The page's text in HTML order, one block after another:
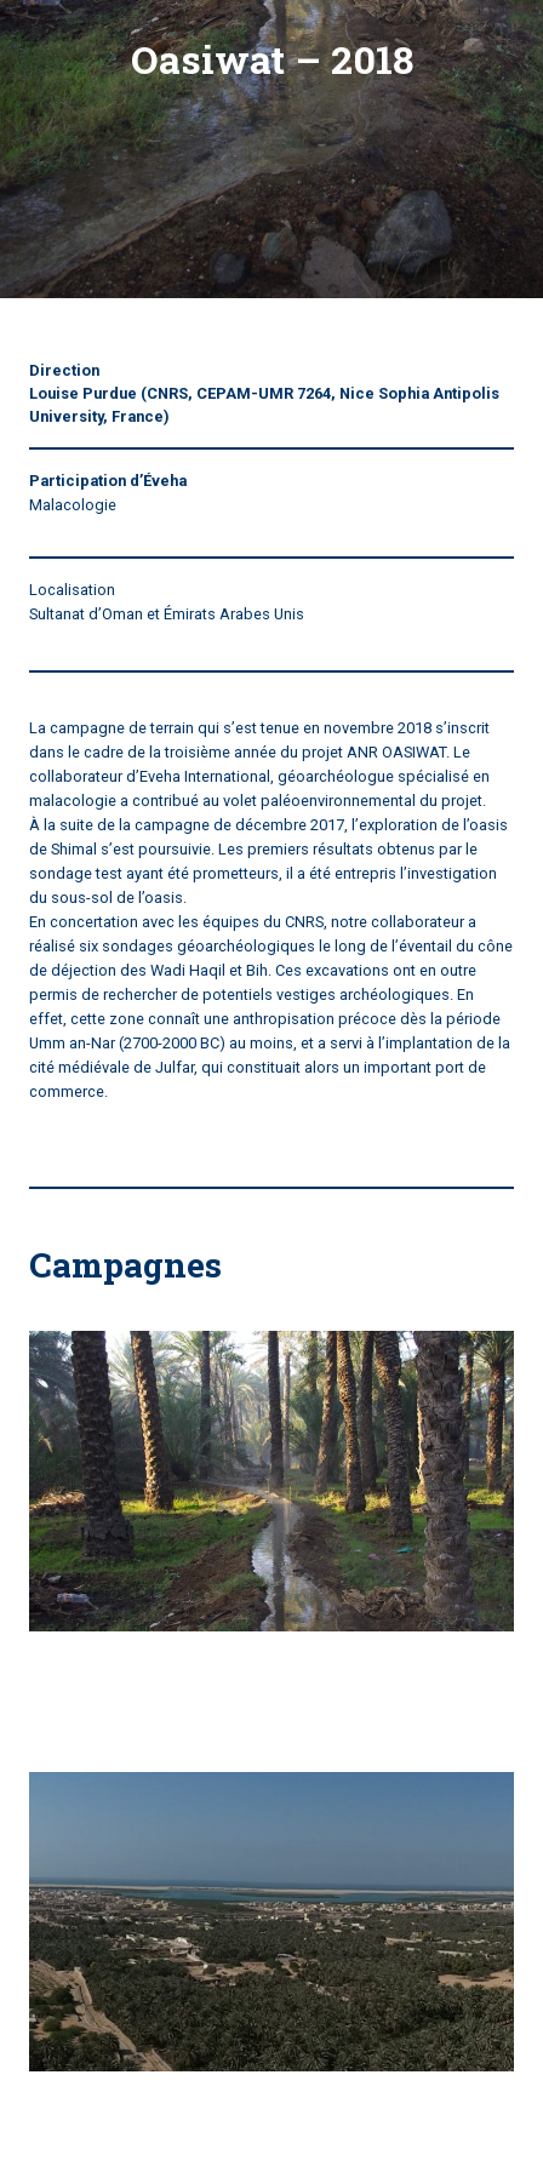
Oasiwat – 2018
Direction
Louise Purdue (CNRS, CEPAM-UMR 7264, Nice Sophia Antipolis
University, France)
Participation d’Éveha
Malacologie
Localisation
Sultanat d’Oman et Émirats Arabes Unis
La campagne de terrain qui s’est tenue en novembre 2018 s’inscrit
dans le cadre de la troisième année du projet ANR OASIWAT. Le
collaborateur d’Eveha International, géoarchéologue spécialisé en
malacologie a contribué au volet paléoenvironnemental du projet.
À la suite de la campagne de décembre 2017, l’exploration de l’oasis
de Shimal s’est poursuivie. Les premiers résultats obtenus par le
sondage test ayant été prometteurs, il a été entrepris l’investigation
du sous-sol de l’oasis.
En concertation avec les équipes du CNRS, notre collaborateur a
réalisé six sondages géoarchéologiques le long de l’éventail du cône
de déjection des Wadi Haqil et Bih. Ces excavations ont en outre
permis de rechercher de potentiels vestiges archéologiques. En
effet, cette zone connaît une anthropisation précoce dès la période
Umm an-Nar (2700-2000 BC) au moins, et a servi à l’implantation de la
cité médiévale de Julfar, qui constituait alors un important port de
commerce.
Campagnes